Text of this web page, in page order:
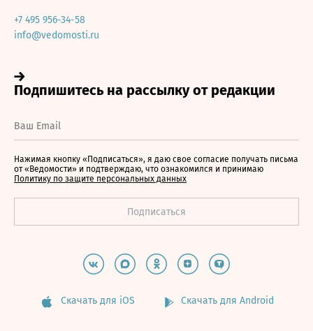
+7 495 956-34-58
info@vedomosti.ru
Нажимая кнопку «Подписаться», я даю свое согласие получать письма
от «Ведомости» и подтверждаю, что ознакомился и принимаю
Политику по защите персональных данных
Скачать для iOS Скачать для Android